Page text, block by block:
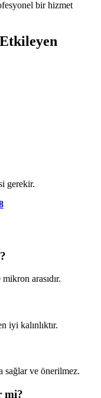
bir hizmet
gerekir.
arasıdır.
iyi kalınlıktır.
sağlar ve önerilmez.
mi?